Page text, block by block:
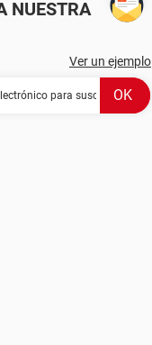
NUESTRA
Ver un ejemplo